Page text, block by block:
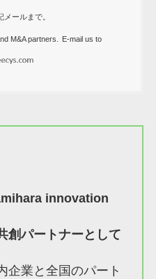
ールまで。
M&A partners. E-mail us to
innovation
創パートナーとして
企業と全国のパート